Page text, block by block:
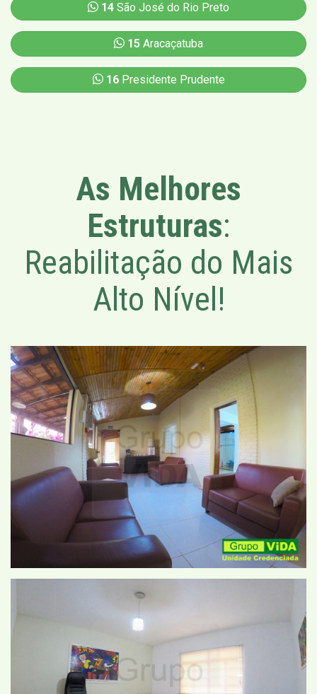
14 São José do Rio Preto
15 Aracaçatuba
16Presidente Prudente
As Melhores
Estruturas:
Reabilitação do Mais
Alto Nível!